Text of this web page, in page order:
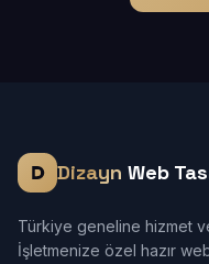
Dizayn Web
Türkiye geneline hizmet
İşletmenize özel hazır